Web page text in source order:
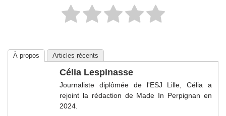
À propos Articles récents
Célia Lespinasse
Journaliste diplômée de l'ESJ Lille, Célia a
rejoint la rédaction de Made In Perpignan en
2024.